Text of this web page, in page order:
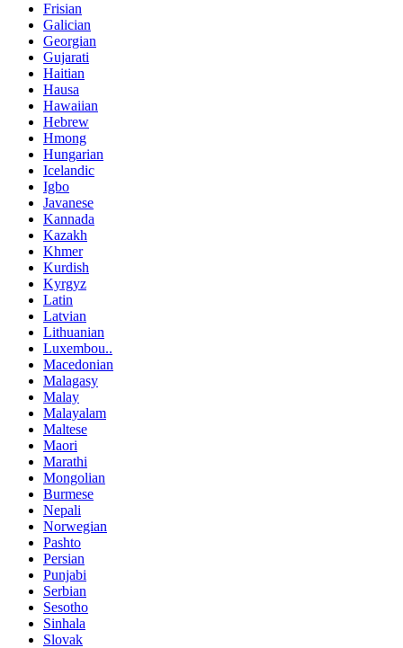
Frisian
Galician
Georgian
Gujarati
Haitian
Hausa
Hawaiian
Hebrew
Hmong
Hungarian
Icelandic
Igbo
Javanese
Kannada
Kazakh
Khmer
Kurdish
Kyrgyz
Latin
Latvian
Lithuanian
Luxembou..
Macedonian
Malagasy
Malay
Malayalam
Maltese
Maori
Marathi
Mongolian
Burmese
Nepali
Norwegian
Pashto
Persian
Punjabi
Serbian
Sesotho
Sinhala
Slovak